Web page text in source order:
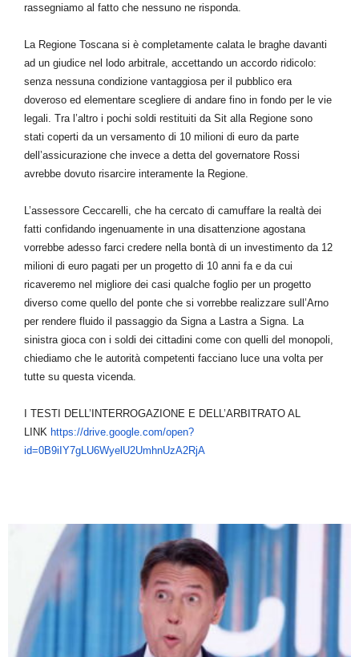
rassegniamo al fatto che nessuno ne risponda.
La Regione Toscana si è completamente calata le braghe davanti
ad un giudice nel lodo arbitrale, accettando un accordo ridicolo:
senza nessuna condizione vantaggiosa per il pubblico era
doveroso ed elementare scegliere di andare fino in fondo per le vie
legali. Tra l’altro i pochi soldi restituiti da Sit alla Regione sono
stati coperti da un versamento di 10 milioni di euro da parte
dell’assicurazione che invece a detta del governatore Rossi
avrebbe dovuto risarcire interamente la Regione.
L’assessore Ceccarelli, che ha cercato di camuffare la realtà dei
fatti confidando ingenuamente in una disattenzione agostana
vorrebbe adesso farci credere nella bontà di un investimento da 12
milioni di euro pagati per un progetto di 10 anni fa e da cui
ricaveremo nel migliore dei casi qualche foglio per un progetto
diverso come quello del ponte che si vorrebbe realizzare sull’Arno
per rendere fluido il passaggio da Signa a Lastra a Signa. La
sinistra gioca con i soldi dei cittadini come con quelli del monopoli,
chiediamo che le autorità competenti facciano luce una volta per
tutte su questa vicenda.
I TESTI DELL’INTERROGAZIONE E DELL’ARBITRATO AL
LINK https://drive.google.com/open?
id=0B9iIY7gLU6WyelU2UmhnUzA2RjA